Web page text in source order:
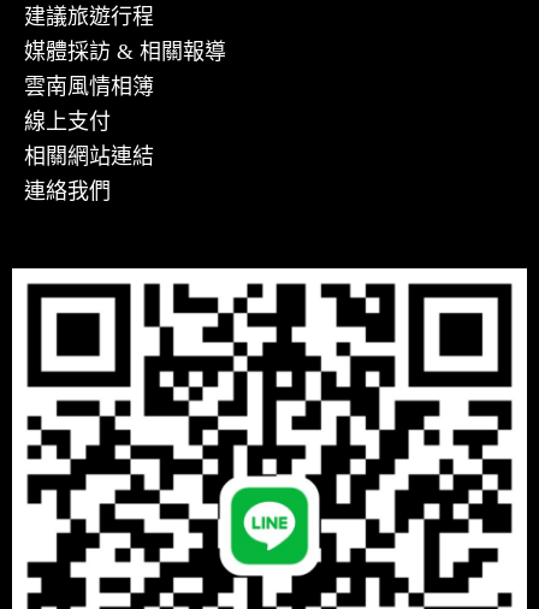
建議旅遊行程
媒體採訪 & 相關報導
雲南風情相簿
線上支付
相關網站連結
連絡我們